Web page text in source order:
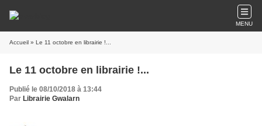
MENU
Accueil » Le 11 octobre en librairie !...
Le 11 octobre en librairie !...
Publié le 08/10/2018 à 13:44
Par Librairie Gwalarn